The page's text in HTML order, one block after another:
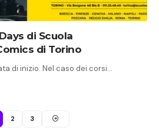
di Scuola
di Torino
di inizio. Nel caso dei corsi…
2 3